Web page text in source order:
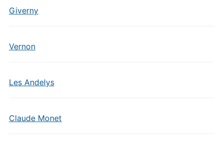
Giverny
Vernon
Les Andelys
Claude Monet